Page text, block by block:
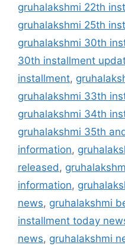
gruhalakshmi 22th
gruhalakshmi 25th
gruhalakshmi 30th
30th installment
installment,
gruhalakshmi 33th
gruhalakshmi 34th
gruhalakshmi 35th
information,
released ,
information,
news, gruhalakshmi
installment today
news, gruhalakshmi